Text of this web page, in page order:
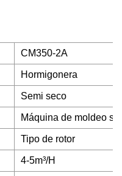
CM350-2A
Hormigonera
Semi seco
Máquina de moldeo
Tipo de rotor
4-5m³/H